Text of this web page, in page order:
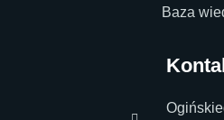
Baza